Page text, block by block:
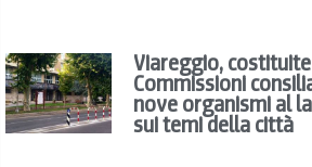
Viareggio,
Commissioni
nove organismi al
sui temi della città